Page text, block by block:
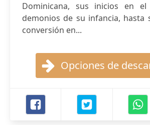
Dominicana, sus inicios en
demonios de su infancia, hasta
conversión en...
Opciones de